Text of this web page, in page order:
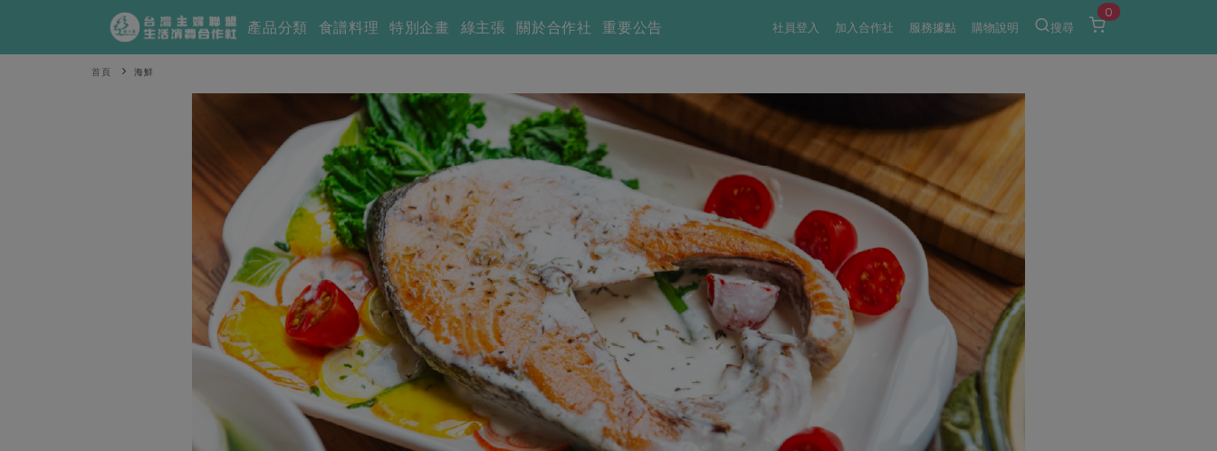
社員登入 加入合作社 服務據點 購物說明 搜尋
0
產品分類 食譜料理 特別企畫 綠主張 關於合作社 重要公告
首頁 海鮮